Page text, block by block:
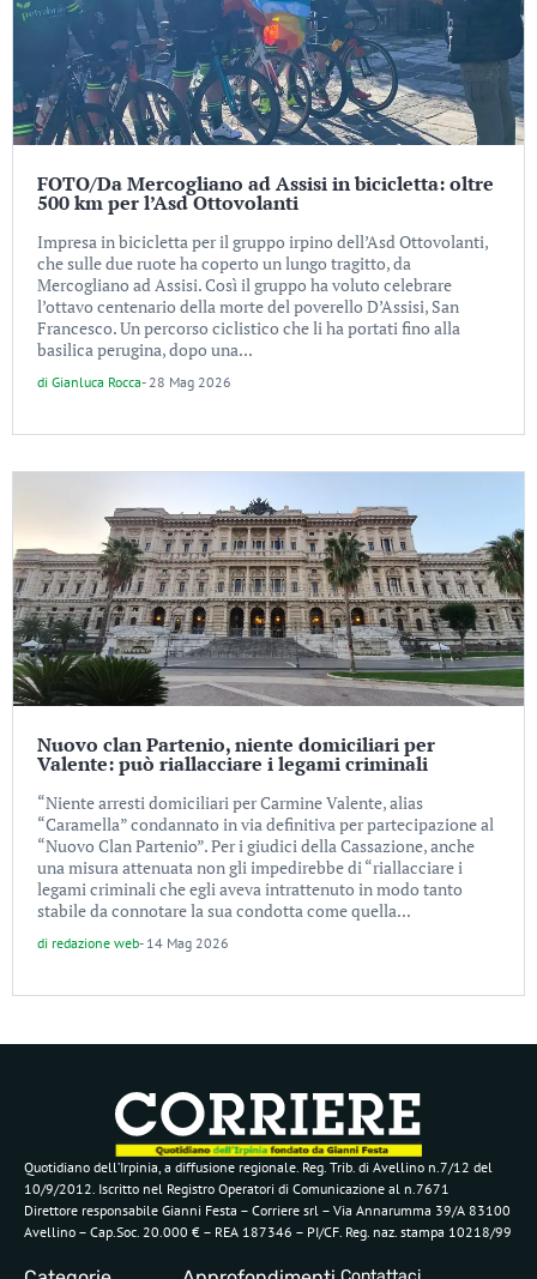
FOTO/Da Mercogliano ad Assisi in bicicletta: oltre
500 km per l’Asd Ottovolanti
Impresa in bicicletta per il gruppo irpino dell’Asd Ottovolanti,
che sulle due ruote ha coperto un lungo tragitto, da
Mercogliano ad Assisi. Così il gruppo ha voluto celebrare
l’ottavo centenario della morte del poverello D’Assisi, San
Francesco. Un percorso ciclistico che li ha portati fino alla
basilica perugina, dopo una...
di Gianluca Rocca- 28 Mag 2026
Nuovo clan Partenio, niente domiciliari per
Valente: può riallacciare i legami criminali
“Niente arresti domiciliari per Carmine Valente, alias
“Caramella” condannato in via definitiva per partecipazione al
“Nuovo Clan Partenio”. Per i giudici della Cassazione, anche
una misura attenuata non gli impedirebbe di “riallacciare i
legami criminali che egli aveva intrattenuto in modo tanto
stabile da connotare la sua condotta come quella...
di redazione web- 14 Mag 2026
Quotidiano dell’Irpinia, a diffusione regionale. Reg. Trib. di Avellino n.7/12 del
10/9/2012. Iscritto nel Registro Operatori di Comunicazione al n.7671
Direttore responsabile Gianni Festa – Corriere srl – Via Annarumma 39/A 83100
Avellino – Cap.Soc. 20.000 € – REA 187346 – PI/CF. Reg. naz. stampa 10218/99